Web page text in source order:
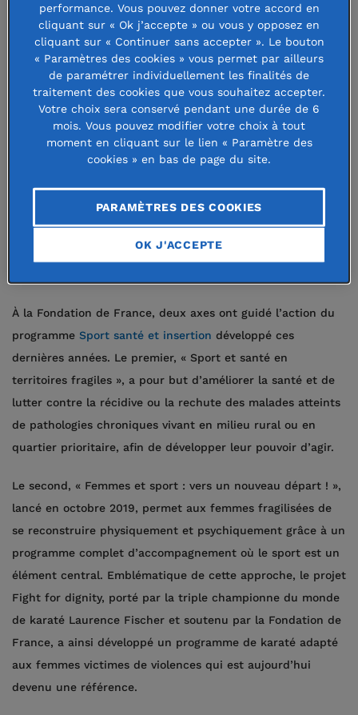
santé, aux personnes âgées, à l’éducation, à la lutte contre
les discriminations ou encore à l’aide aux plus vulnérables.
Parallèlement, plus d’une vingtaine de fondations abritées
se mobilisent elles aussi pour porter ses valeurs comme la
Fondation Lacoste, qui soutient l’épanouissement des
jeunes dans les valeurs d'esprit d’équipe, de persévérance
et dépassement de soi à travers des projets d’éducation
par le sport, ou laFondation Fitness Park qui lutte contre
la sédentarité et contribue à la reconstruction physique et
psychologique des publics vulnérables, en particulier les
À la Fondation de France, deux axes ont guidé l’action du
programme Sport santé et insertion développé ces
dernières années. Le premier, « Sport et santé en
territoires fragiles », a pour but d’améliorer la santé et de
lutter contre la récidive ou la rechute des malades atteints
de pathologies chroniques vivant en milieu rural ou en
quartier prioritaire, afin de développer leur pouvoir d’agir.
Le second, « Femmes et sport : vers un nouveau départ ! »,
lancé en octobre 2019, permet aux femmes fragilisées de
se reconstruire physiquement et psychiquement grâce à un
programme complet d’accompagnement où le sport est un
élément central. Emblématique de cette approche, le projet
Fight for dignity, porté par la triple championne du monde
de karaté Laurence Fischer et soutenu par la Fondation de
France, a ainsi développé un programme de karaté adapté
aux femmes victimes de violences qui est aujourd’hui
devenu une référence.
performance. Vous pouvez donner votre accord en
cliquant sur « Ok j’accepte » ou vous y opposez en
cliquant sur « Continuer sans accepter ». Le bouton
« Paramètres des cookies » vous permet par ailleurs
de paramétrer individuellement les finalités de
traitement des cookies que vous souhaitez accepter.
Votre choix sera conservé pendant une durée de 6
mois. Vous pouvez modifier votre choix à tout
moment en cliquant sur le lien « Paramètre des
cookies » en bas de page du site.
PARAMÈTRES DES COOKIES
OK J'ACCEPTE